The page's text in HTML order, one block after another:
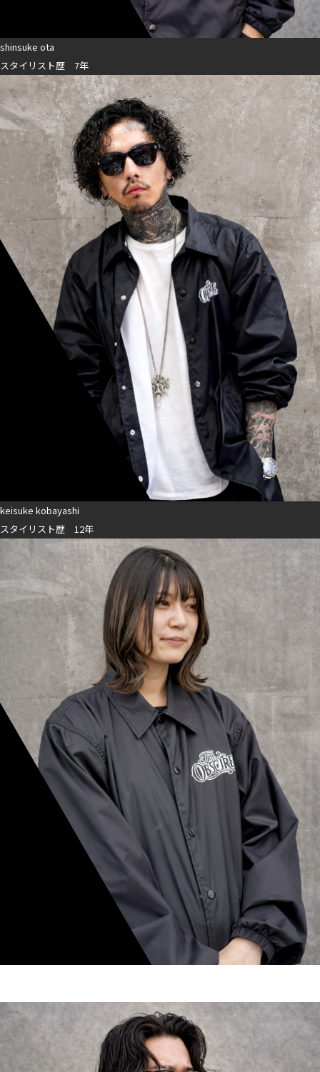
shinsuke ota
スタイリスト歴 7年
keisuke kobayashi
スタイリスト歴 12年